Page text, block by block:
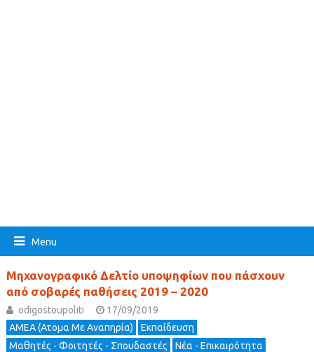
Menu
Μηχανογραφικό Δελτίο υποψηφίων που πάσχουν
από σοβαρές παθήσεις 2019 – 2020
odigostoupoliti
17/09/2019
ΑΜΕΑ (Ατομα Με Αναπηρία)
Εκπαίδευση
Μαθητές - Φοιτητές - Σπουδαστές
Νέα - Επικαιρότητα